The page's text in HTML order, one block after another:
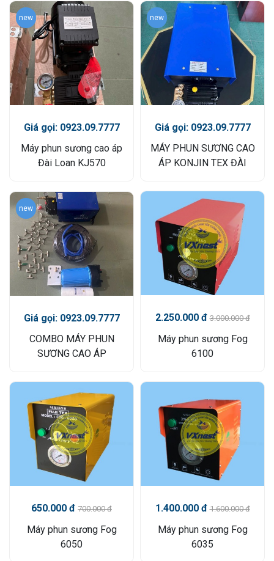
new
Giá gọi: 0923.09.7777
Máy phun sương cao áp
Đài Loan KJ570
new
Giá gọi: 0923.09.7777
MÁY PHUN SƯƠNG CAO
ÁP KONJIN TEX ĐÀI
new
Giá gọi: 0923.09.7777
COMBO MÁY PHUN
SƯƠNG CAO ÁP
2.250.000 đ3.000.000 đ
Máy phun sương Fog
6100
650.000 đ 700.000 đ
Máy phun sương Fog
6050
1.400.000 đ1.600.000 đ
Máy phun sương Fog
6035